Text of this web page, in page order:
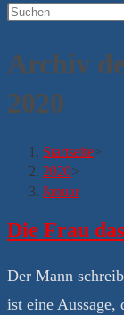
umschalten
Archiv
2020
Startseite>
2020>
Januar
Die Frau
Der Mann
ist eine Aussage,